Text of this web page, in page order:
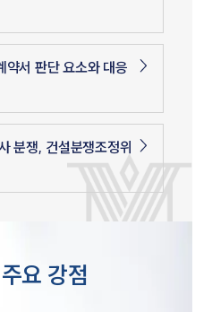
약서 판단 요소와 대응
분쟁, 건설분쟁조정위
요 강점